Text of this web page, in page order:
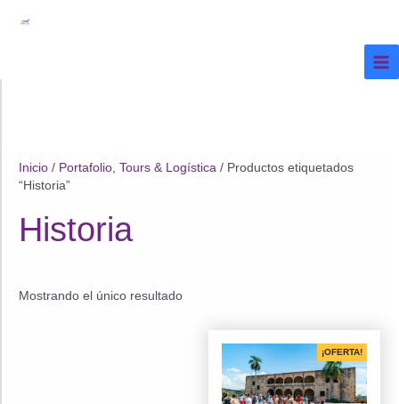
Inicio / Portafolio, Tours & Logística / Productos etiquetados
“Historia”
Historia
Mostrando el único resultado
¡OFERTA!